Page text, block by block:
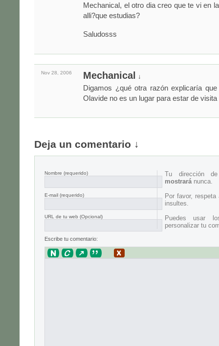
Mechanical, el otro dia creo que te vi en
alli?que estudias?
Saludosss
Nov 28, 2006 Mechanical ↓
Digamos ¿qué otra razón explicaría
Olavide no es un lugar para estar de
Deja un comentario ↓
Nombre (requerido)
E-mail (requerido)
URL de tu web (Opcional)
Tu dirección
mostraránunca.
Por favor,
insultes.
Puedes usar
personalizar tu
Escribe tu comentario: